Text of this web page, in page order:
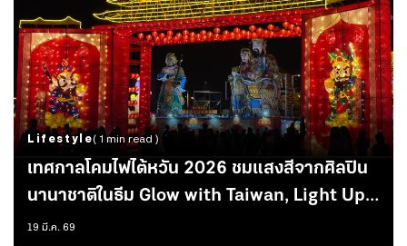
Lifestyle( 1 min read )
เทศกาลโคมไฟไต้หวัน 2026 ชมแสงสีจากศิลปิน
นานาชาติในธีม Glow with Taiwan, Light Up
Chiayi
19 มี.ค. 69